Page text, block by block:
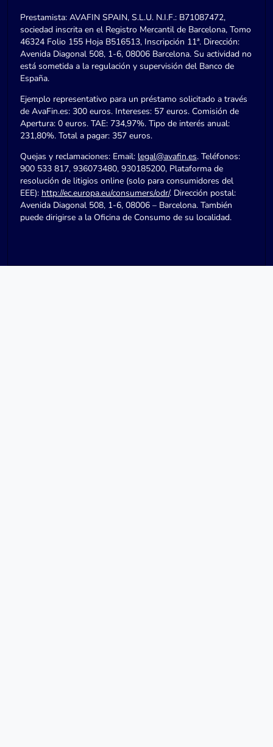
Prestamista: AVAFIN SPAIN, S.L.U. N.I.F.: B71087472,
sociedad inscrita en el Registro Mercantil de Barcelona, Tomo
46324 Folio 155 Hoja B516513, Inscripción 11ª. Dirección:
Avenida Diagonal 508, 1-6, 08006 Barcelona. Su actividad no
está sometida a la regulación y supervisión del Banco de
España.
Ejemplo representativo para un préstamo solicitado a través
de AvaFin.es: 300 euros. Intereses: 57 euros. Comisión de
Apertura: 0 euros. TAE: 734,97%. Tipo de interés anual:
231,80%. Total a pagar: 357 euros.
Quejas y reclamaciones: Email: legal@avafin.es. Teléfonos:
900 533 817, 936073480, 930185200, Plataforma de
resolución de litigios online (solo para consumidores del
EEE): http://ec.europa.eu/consumers/odr/. Dirección postal:
Avenida Diagonal 508, 1-6, 08006 – Barcelona. También
puede dirigirse a la Oficina de Consumo de su localidad.